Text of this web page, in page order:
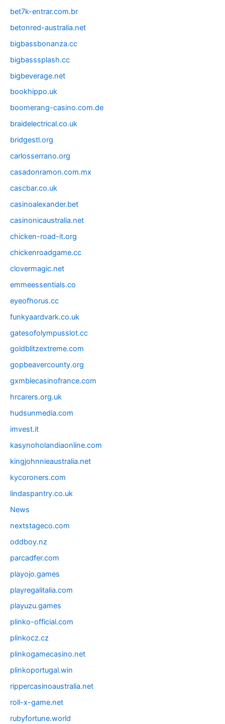
bet7k-entrar.com.br
betonred-australia.net
bigbassbonanza.cc
bigbasssplash.cc
bigbeverage.net
bookhippo.uk
boomerang-casino.com.de
braidelectrical.co.uk
bridgestl.org
carlosserrano.org
casadonramon.com.mx
cascbar.co.uk
casinoalexander.bet
casinonicaustralia.net
chicken-road-it.org
chickenroadgame.cc
clovermagic.net
emmeessentials.co
eyeofhorus.cc
funkyaardvark.co.uk
gatesofolympusslot.cc
goldblitzextreme.com
gopbeavercounty.org
gxmblecasinofrance.com
hrcarers.org.uk
hudsunmedia.com
imvest.it
kasynoholandiaonline.com
kingjohnnieaustralia.net
kycoroners.com
lindaspantry.co.uk
News
nextstageco.com
oddboy.nz
parcadfer.com
playojo.games
playregalitalia.com
playuzu.games
plinko-official.com
plinkocz.cz
plinkogamecasino.net
plinkoportugal.win
rippercasinoaustralia.net
roll-x-game.net
rubyfortune.world